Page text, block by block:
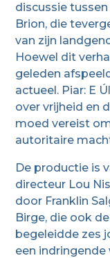
discussie
Brion, die
van zijn
Hoewel dit
geleden
actueel. Piar: E
over vrijheid en
moed vereist
autoritaire
De productie is
directeur Lou
door Franklin
Birge, die ook
begeleidde zes
een